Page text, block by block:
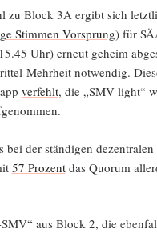
zu Block 3A ergibt sich
Stim­men Vor­sprung) für
Uhr) erneut geheim
Mehr­heit not­wen­dig.
ver­fehlt, die „SMV light“
bei der stän­di­gen
57 Pro­zentdas Quo­rum
aus Block 2, die